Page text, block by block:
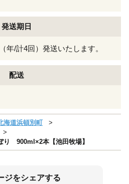
発送期日
年/計4回）発送いたします。
配送
海道浜頓別町
り 900ml×2本【池田牧場】
ジをシェアする